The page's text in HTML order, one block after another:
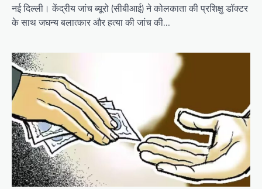
नई दिल्ली। केंद्रीय जांच ब्यूरो (सीबीआई) ने कोलकाता की प्रशिक्षु डॉक्टर
के साथ जघन्य बलात्कार और हत्या की जांच की…